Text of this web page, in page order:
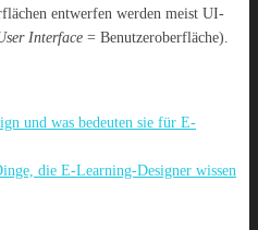
entwerfen werden meist UI-
Interface = Benutzeroberfläche).
und was bedeuten sie für E-
die E-Learning-Designer wissen